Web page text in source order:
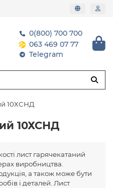
0(800) 700 700
063 469 07 77
Telegram
10ХСНД
10ХСНД
лист гарячекатаний
виробництва.
а також може бути
і деталей. Лист